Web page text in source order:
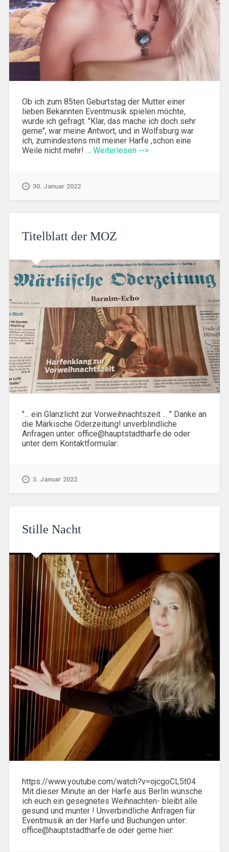
Ob ich zum 85ten Geburtstag der Mutter einer
lieben Bekannten Eventmusik spielen möchte,
wurde ich gefragt. "Klar, das mache ich doch sehr
gerne", war meine Antwort, und in Wolfsburg war
ich, zumindestens mit meiner Harfe ,schon eine
Weile nicht mehr! … Weiterlesen -->
30. Januar 2022
Titelblatt der MOZ
"... ein Glanzlicht zur Vorweihnachtszeit ... " Danke an
die Märkische Oderzeitung! unverblindliche
Anfragen unter: office@hauptstadtharfe.de oder
unter dem Kontaktformular:
3. Januar 2022
Stille Nacht
https://www.youtube.com/watch?v=ojcgoCL5t04
Mit dieser Minute an der Harfe aus Berlin wünsche
ich euch ein gesegnetes Weihnachten- bleibt alle
gesund und munter ! Unverbindliche Anfragen für
Eventmusik an der Harfe und Buchungen unter:
office@hauptstadtharfe.de oder gerne hier: